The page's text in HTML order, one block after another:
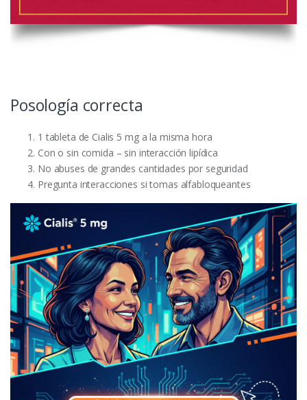
Posología correcta
1 tableta de Cialis 5 mg a la misma hora
Con o sin comida – sin interacción lipídica
No abuses de grandes cantidades por seguridad
Pregunta interacciones si tomas alfabloqueantes